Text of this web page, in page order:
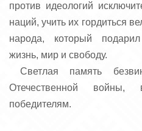
против идеологий
наций, учить их гордиться
народа, который
жизнь, мир и свободу.
Светлая память
Отечественной войны,
победителям.